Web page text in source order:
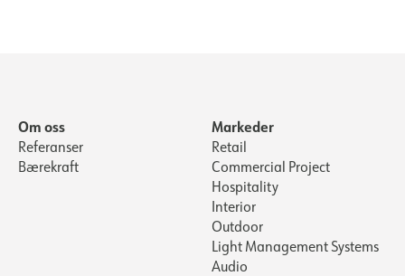
Om oss
Referanser
Bærekraft
Markeder
Retail
Commercial Project
Hospitality
Interior
Outdoor
Light Management Systems
Audio